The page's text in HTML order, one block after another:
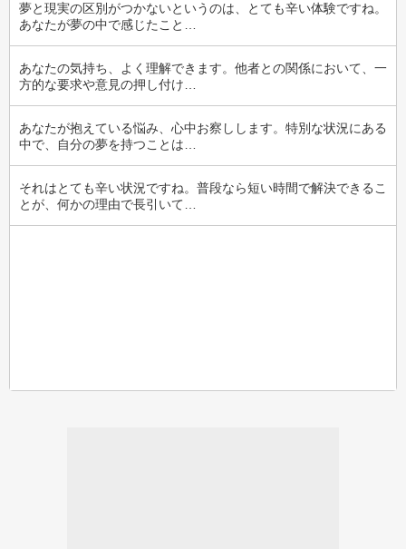
夢と現実の区別がつかないというのは、とても辛い体験ですね。
あなたが夢の中で感じたこと…
あなたの気持ち、よく理解できます。他者との関係において、一
方的な要求や意見の押し付け…
あなたが抱えている悩み、心中お察しします。特別な状況にある
中で、自分の夢を持つことは…
それはとても辛い状況ですね。普段なら短い時間で解決できるこ
とが、何かの理由で長引いて…